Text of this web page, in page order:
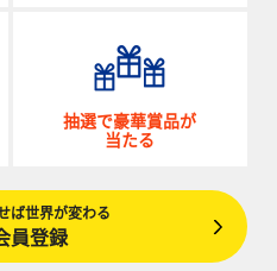
抽選で豪華賞品が
当たる
ば世界が変わる
員登録